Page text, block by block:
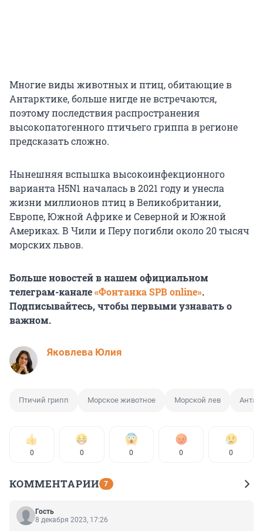
Многие виды животных и птиц, обитающие в
Антарктике, больше нигде не встречаются,
поэтому последствия распространения
высокопатогенного птичьего гриппа в регионе
предсказать сложно.
Нынешняя вспышка высокоинфекционного
варианта H5N1 началась в 2021 году и унесла
жизни миллионов птиц в Великобритании,
Европе, Южной Африке и Северной и Южной
Америках. В Чили и Перу погибли около 20 тысяч
морских львов.
Больше новостей в нашем официальном
телеграм-канале«Фонтанка SPB online».
Подписывайтесь, чтобы первыми узнавать о
важном.
Яковлева Юлия
Птичий грипп Морское животное Морской лев
0 0 0 0 0
КОММЕНТАРИИ 7
Гость
8 декабря 2023, 17:26